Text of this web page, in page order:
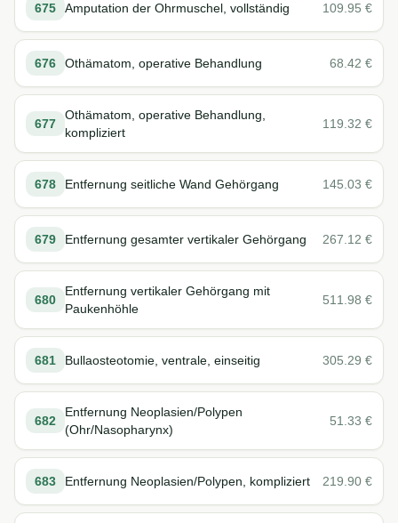
675 Amputation der Ohrmuschel, vollständig 109.95 €
676 Othämatom, operative Behandlung 68.42 €
677
Othämatom, operative Behandlung,
kompliziert
119.32 €
678 Entfernung seitliche Wand Gehörgang 145.03 €
679 Entfernung gesamter vertikaler Gehörgang 267.12 €
680
Entfernung vertikaler Gehörgang mit
Paukenhöhle
511.98 €
681 Bullaosteotomie, ventrale, einseitig 305.29 €
682
Entfernung Neoplasien/Polypen
(Ohr/Nasopharynx)
51.33 €
683 Entfernung Neoplasien/Polypen, kompliziert 219.90 €